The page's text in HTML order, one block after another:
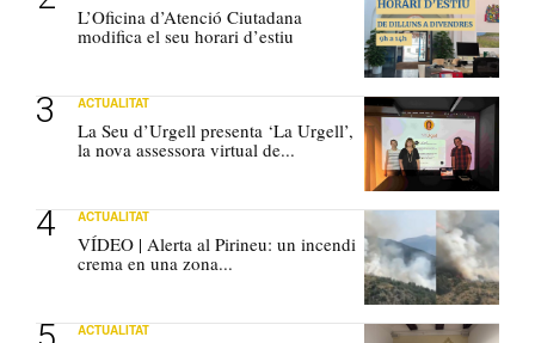
L’Oficina d’Atenció Ciutadana
modifica el seu horari d’estiu
ACTUALITAT
La Seu d’Urgell presenta ‘La Urgell’,
la nova assessora virtual de...
ACTUALITAT
VÍDEO | Alerta al Pirineu: un incendi
crema en una zona...
ACTUALITAT